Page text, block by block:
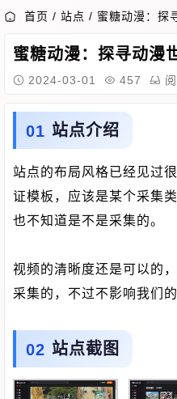
首页 / 站点 / 蜜糖动漫：探
蜜糖动漫：探寻动漫
2024-03-01 457
站点介绍
站点的布局风格已经见过
证模板，应该是某个采集
也不知道是不是采集的。
视频的清晰度还是可以的
采集的，不过不影响我们的
站点截图